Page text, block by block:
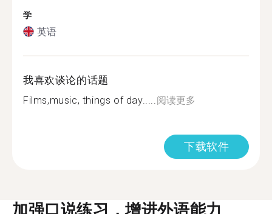
学
英语
我喜欢谈论的话题
Films,music, things of day..... 阅读更多
下载软件
加强口说练习，增进外语能力